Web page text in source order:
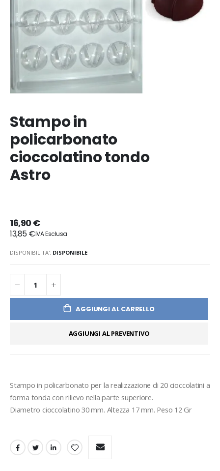
Stampo in
policarbonato
cioccolatino tondo
Astro
16,90 €
13,85 €
DISPONIBILITA': DISPONIBILE
AGGIUNGI AL CARRELLO
AGGIUNGI AL PREVENTIVO
Stampo in policarbonato per la realizzazione di 20 cioccolatini a
forma tonda con rilievo nella parte superiore.
Diametro cioccolatino 30 mm. Altezza 17 mm. Peso 12 Gr